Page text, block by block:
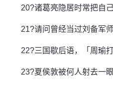
20?诸葛亮隐居时常把自
21?请问曾经当过刘备军
22?三国歇后语，「周瑜
23?夏侯敦被何人射去一